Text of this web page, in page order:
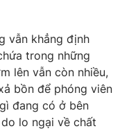
video
thao
vẫn khẳng định
trong những
lên vẫn còn nhiều,
bồn để phóng viên
đang có ở bên
lo ngại về chất